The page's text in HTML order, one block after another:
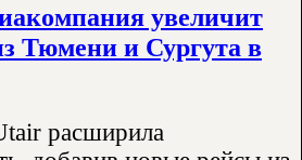
увеличит
Тюмени и Сургута в
расширила